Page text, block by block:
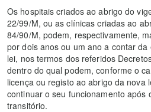
Os hospitais criados ao abrigo do
22/99/M, ou as clínicas criadas ao
84/90/M, podem, respectivamente,
por dois anos ou um ano a contar
lei, nos termos dos referidos
dentro do qual podem, conforme o
licença ou registo ao abrigo da nova
continuar o seu funcionamento após
transitório.